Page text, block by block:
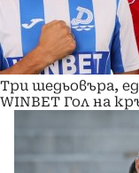
Три шедьовъра,
WINBET Гол на